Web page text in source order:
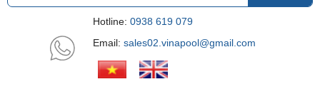
Hotline: 0938 619 079
Email: sales02.vinapool@gmail.com